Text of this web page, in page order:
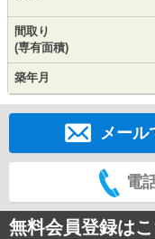
間取り
(専有面積)
築年月
メール
電
無料会員登録は